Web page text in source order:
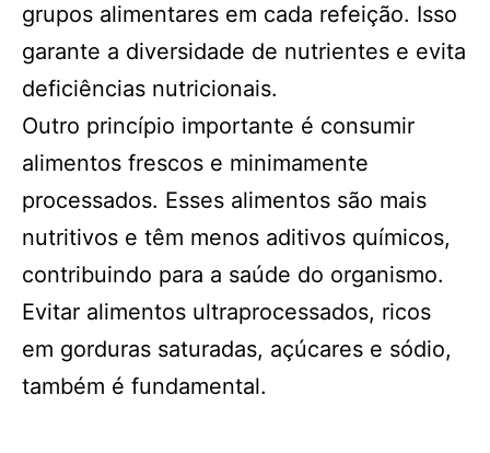
grupos alimentares em cada refeição. Isso
garante a diversidade de nutrientes e evita
deficiências nutricionais.
Outro princípio importante é consumir
alimentos frescos e minimamente
processados. Esses alimentos são mais
nutritivos e têm menos aditivos químicos,
contribuindo para a saúde do organismo.
Evitar alimentos ultraprocessados, ricos
em gorduras saturadas, açúcares e sódio,
também é fundamental.